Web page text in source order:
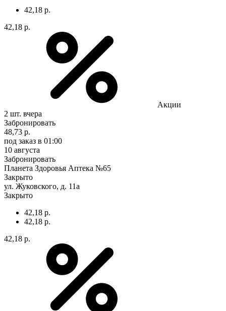
42,18 р.
42,18 р.
Акции
2 шт. вчера
Забронировать
48,73 р.
под заказ в 01:00
10 августа
Забронировать
Планета Здоровья Аптека №65
Закрыто
ул. Жуковского, д. 11а
Закрыто
42,18 р.
42,18 р.
42,18 р.